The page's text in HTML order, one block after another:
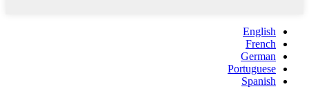
English
French
German
Portuguese
Spanish